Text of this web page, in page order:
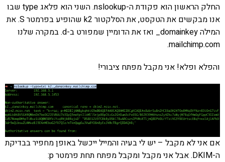
החלק הראשון הוא פקודת ה-nslookup. השני הוא פלאג type שבו
אנו מבקשים את הטקסט, את הסלקטור k2 שהופיע בפרמטר S. את
המילה domainkey_ ואז את הדומיין שמפורט ב-d. במקרה שלנו
mailchimp.com.
והפלא ופלא! אני מקבל מפתח ציבורי!
אם אני לא מקבל – יש לי בעיה והמייל ייכשל באופן מחפיר בבדיקת
ה-DKIM. אבל אני מקבל ומקבל מפתח תחת פרמטר p: